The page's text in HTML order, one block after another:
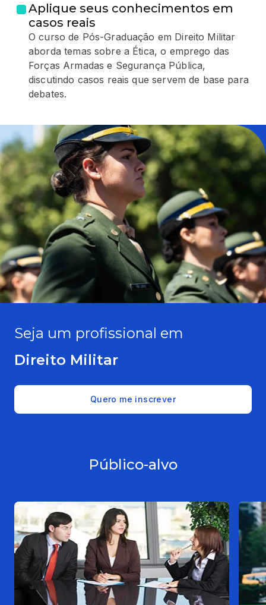
Aplique seus conhecimentos em
casos reais
O curso de Pós-Graduação em Direito Militar
aborda temas sobre a Ética, o emprego das
Forças Armadas e Segurança Pública,
discutindo casos reais que servem de base para
debates.
Seja um profissional em
Direito Militar
Quero me inscrever
Público-alvo